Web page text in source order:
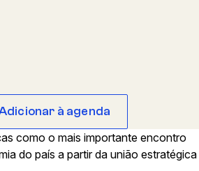
à agenda
como o mais importante encontro
do país a partir da união estratégica